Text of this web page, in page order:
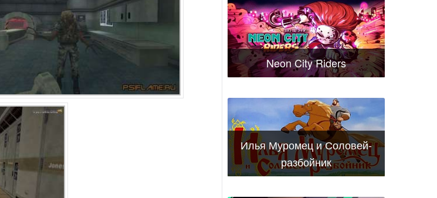
Neon City Riders
Илья Муромец и Соловей-
разбойник